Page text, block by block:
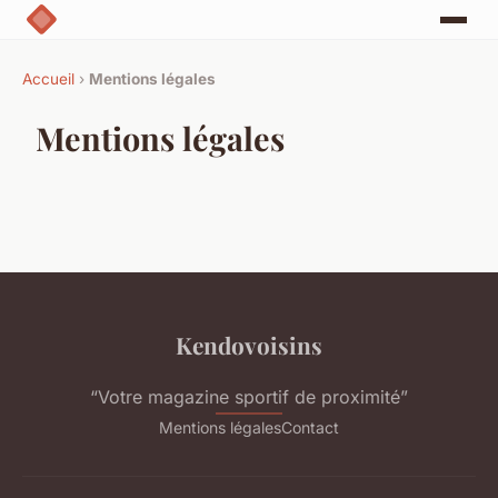
Accueil › Mentions légales
Mentions légales
Kendovoisins
“Votre magazine sportif de proximité”
Mentions légalesContact